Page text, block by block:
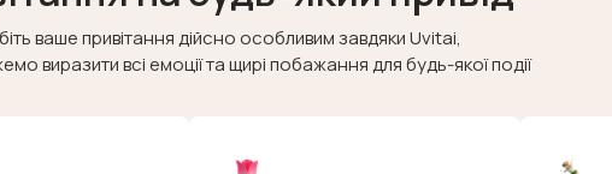
ваше привітання дійсно особливим завдяки Uvitai,
виразити всі емоції та щирі побажання для будь-якої події